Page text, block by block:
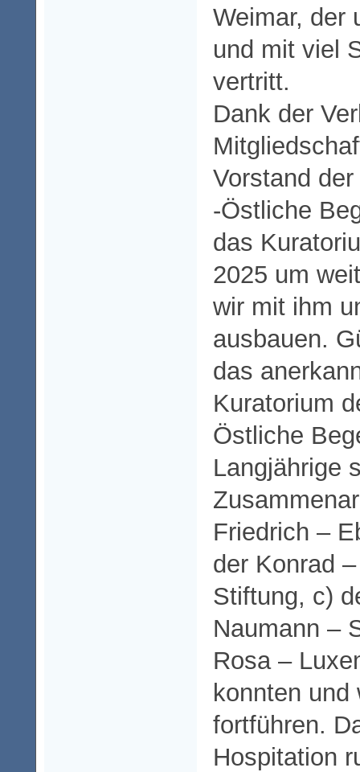
Weimar, der
und mit viel
vertritt.
Dank der
Vorstand
-Östliche
das
2025 um
wir mit ihm
ausbauen.
das
Kuratorium
Östliche
Langjährige
Friedrich –
der Konrad
Stiftung, c)
Naumann –
Rosa –
konnten und
fortführen.
Hospitation